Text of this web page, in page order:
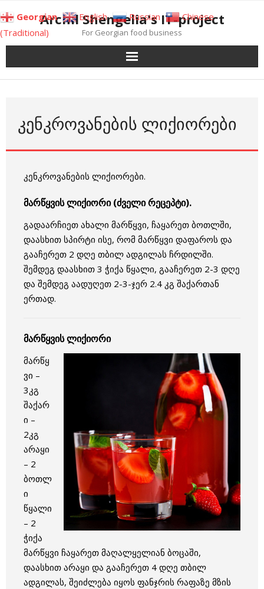
to
content
Archil Shengelia's IT-project
For Georgian food business
ᲙᲔᲜᲙᲠᲝᲕᲐᲜᲔᲑᲘᲡ ᲚᲘᲥᲘᲝᲠᲔᲑᲘ
კენკროვანების ლიქიორები.
მარწყვის ლიქიორი (ძველი რეცეპტი).
გადაარჩიეთ ახალი მარწყვი, ჩაყარეთ ბოთლში,
დაასხით სპირტი ისე, რომ მარწყვი დაფაროს და
გააჩერეთ 2 დღე თბილ ადგილას ჩრდილში.
შემდეგ დაასხით 3 ჭიქა წყალი, გააჩერეთ 2-3 დღე
და შემდეგ აადუღეთ 2-3-ჯერ 2.4 კგ შაქართან
ერთად.
მარწყვის ლიქიორი
მარწყ
ვი –
3კგ
შაქარ
ი –
2კგ
არაყი
– 2
ბოთლ
ი
წყალი
– 2
ჭიქა
მარწყვი ჩაყარეთ მაღალყელიან ბოცაში,
დაასხით არაყი და გააჩერეთ 4 დღე თბილ
ადგილას, შეიძლება იყოს ფანჯრის რაფაზე მზის
Georgian English Russian
Chinese
(Traditional)